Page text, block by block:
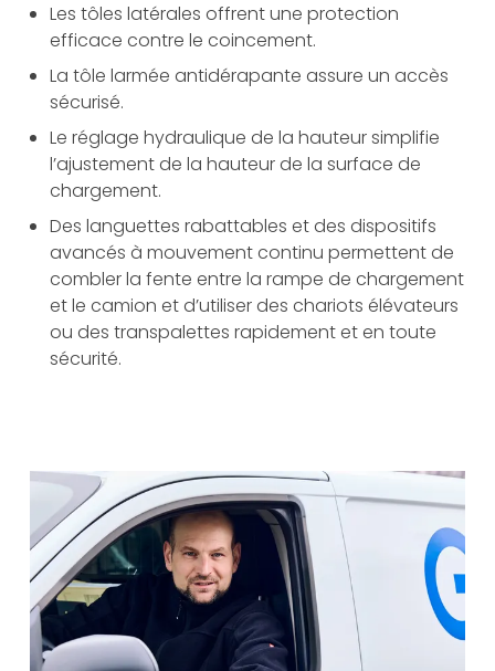
Les tôles latérales offrent une protection
efficace contre le coincement.
La tôle larmée antidérapante assure un accès
sécurisé.
Le réglage hydraulique de la hauteur simplifie
l’ajustement de la hauteur de la surface de
chargement.
Des languettes rabattables et des dispositifs
avancés à mouvement continu permettent de
combler la fente entre la rampe de chargement
et le camion et d’utiliser des chariots élévateurs
ou des transpalettes rapidement et en toute
sécurité.